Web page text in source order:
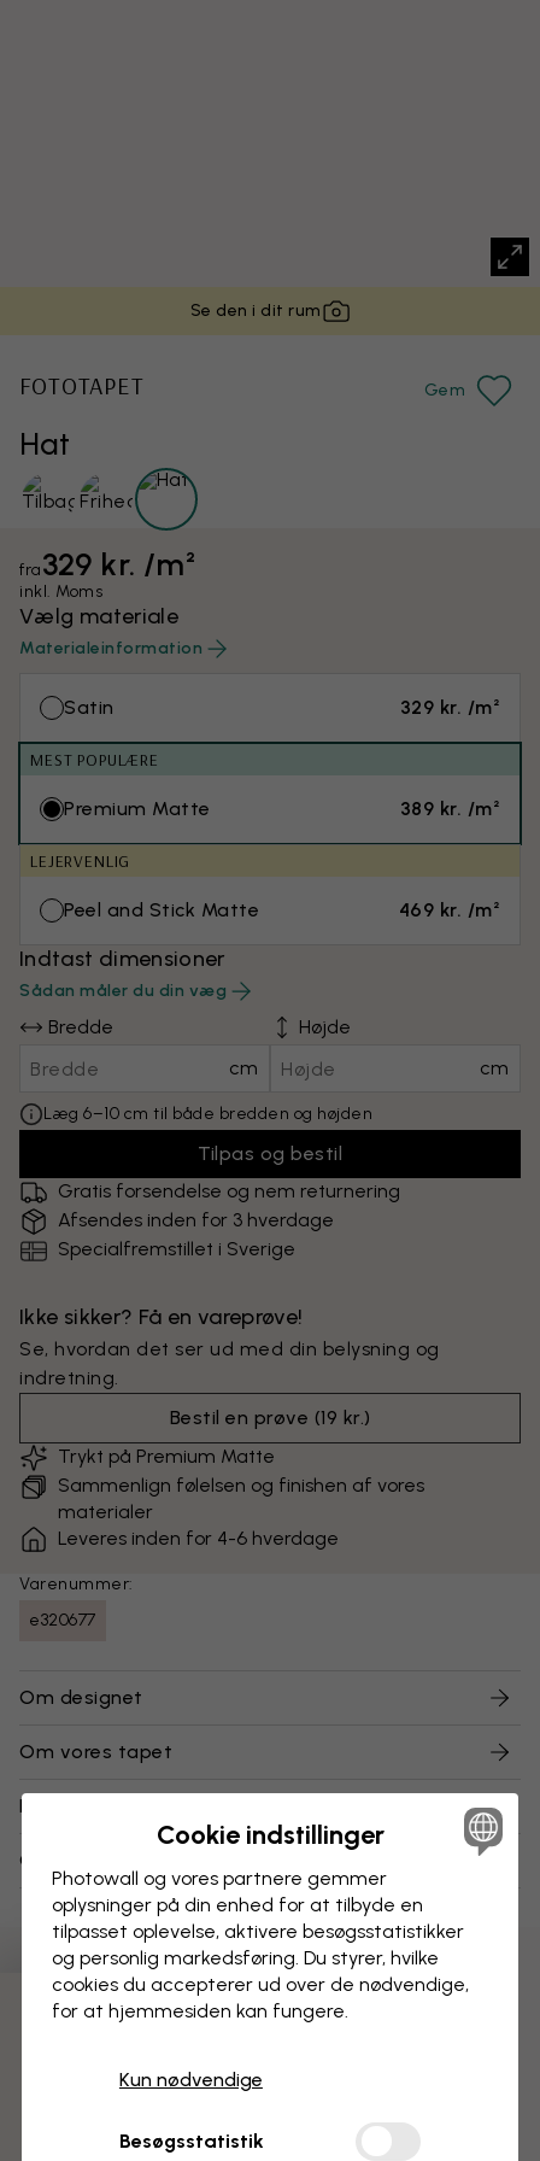
Se den i dit rum
Hat
FOTOTAPET Gem
fra329 kr. /m²
inkl. Moms
Vælg materiale
Materialeinformation
Satin 329 kr. /m²
MEST POPULÆRE
Premium Matte 389 kr. /m²
LEJERVENLIG
Peel and Stick Matte 469 kr. /m²
Indtast dimensioner
Sådan måler du din væg
Bredde
cm
Højde
cm
Læg 6–10 cm til både bredden og højden
Tilpas og bestil
Gratis forsendelse og nem returnering
Afsendes inden for 3 hverdage
Specialfremstillet i Sverige
Ikke sikker? Få en vareprøve!
Se, hvordan det ser ud med din belysning og
indretning.
Bestil en prøve (19 kr.)
Trykt på Premium Matte
Sammenlign følelsen og finishen af vores
materialer
Leveres inden for 4-6 hverdage
Varenummer:
e320677
Om designet
Om vores tapet
Levering og returnering
Om vores vareprøver
Cookie indstillinger
Photowall og vores partnere gemmer
oplysninger på din enhed for at tilbyde en
tilpasset oplevelse, aktivere besøgs­statistikker
og personlig markedsføring. Du styrer, hvilke
cookies du accepterer ud over de nødvendige,
for at hjemmesiden kan fungere.
Kun nødvendige
Besøgsstatistik